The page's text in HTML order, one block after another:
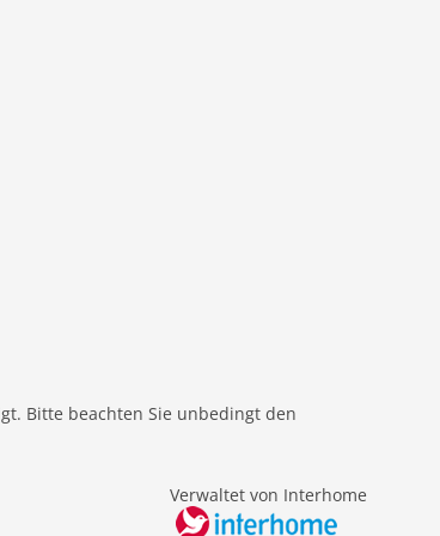
Bitte beachten Sie unbedingt den
Verwaltet von Interhome